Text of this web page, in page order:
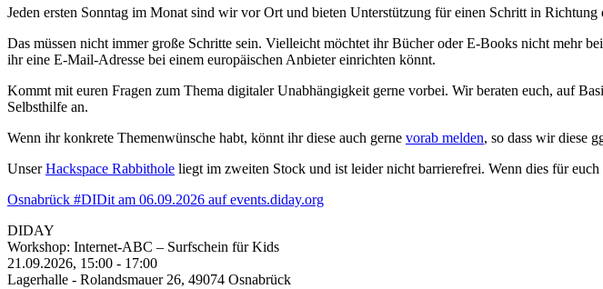
Jeden ersten Sonntag im Monat sind wir vor Ort und bieten Unterstützung für einen Schritt in
Das müssen nicht immer große Schritte sein. Vielleicht möchtet ihr Bücher oder E-Books nicht mehr
ihr eine E-Mail-Adresse bei einem europäischen Anbieter einrichten könnt.
Kommt mit euren Fragen zum Thema digitaler Unabhängigkeit gerne vorbei. Wir beraten euch, auf
Selbsthilfe an.
Wenn ihr konkrete Themenwünsche habt, könnt ihr diese auch gerne vorab melden, so dass wir diese
UnserHackspace Rabbithole liegt im zweiten Stock und ist leider nicht barrierefrei. Wenn dies für euch
Osnabrück #DIDit am 06.09.2026 auf events.diday.org
DIDAY
Workshop: Internet-ABC – Surfschein für Kids
21.09.2026, 15:00 - 17:00
Lagerhalle - Rolandsmauer 26, 49074 Osnabrück